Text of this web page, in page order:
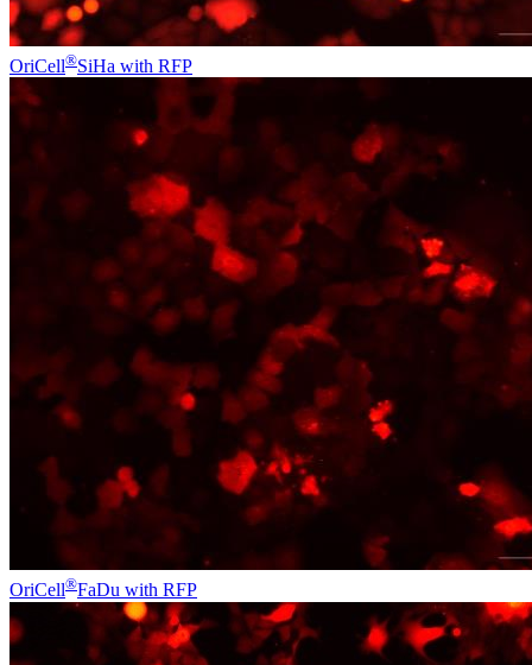
OriCell®SiHa with RFP
OriCell®FaDu with RFP